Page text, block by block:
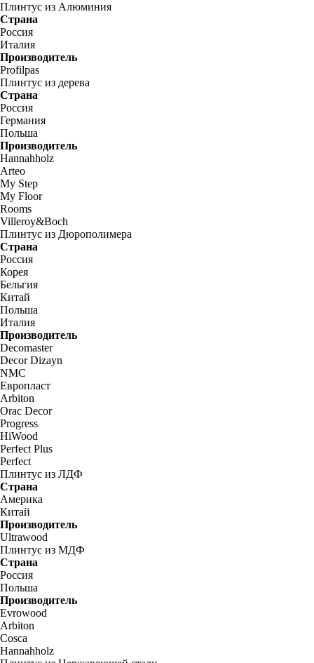
Плинтус из Алюминия
Страна
Россия
Италия
Производитель
Profilpas
Плинтус из дерева
Страна
Россия
Германия
Польша
Производитель
Hannahholz
Arteo
My Step
My Floor
Rooms
Villeroy&Boch
Плинтус из Дюрополимера
Страна
Россия
Корея
Бельгия
Китай
Польша
Италия
Производитель
Decomaster
Decor Dizayn
NMC
Европласт
Arbiton
Orac Decor
Progress
HiWood
Perfect Plus
Perfect
Плинтус из ЛДФ
Страна
Америка
Китай
Производитель
Ultrawood
Плинтус из МДФ
Страна
Россия
Польша
Производитель
Evrowood
Arbiton
Cosca
Hannahholz